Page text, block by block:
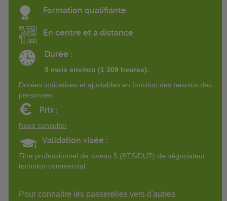
Formation qualifiante
En centre et à distance
Durée :
9 mois environ (1 309 heures).
Durées indicatives et ajustables en fonction des besoins des
personnes.
€ Prix :
Nous consulter
Validation visée :
Titre professionnel de niveau 5 (BTS/DUT) de négociateur
technico-commercial.
Pour connaitre les passerelles vers d'autres